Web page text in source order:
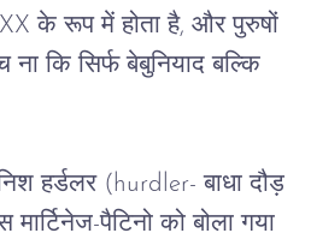
XX के रूप में होता है, और पुरुषों
ना कि सिर्फ बेबुनियाद बल्कि
हर्डलर (hurdler- बाधा दौड़
मार्टिनेज-पैटिनो को बोला गया